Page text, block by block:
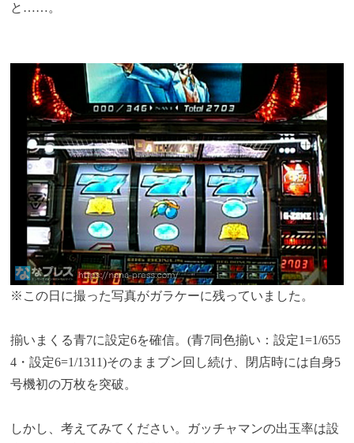
と……。
※この日に撮った写真がガラケーに残っていました。
揃いまくる青7に設定6を確信。(青7同色揃い：設定1=1/655
4・設定6=1/1311)そのままブン回し続け、閉店時には自身5
号機初の万枚を突破。
しかし、考えてみてください。ガッチャマンの出玉率は設